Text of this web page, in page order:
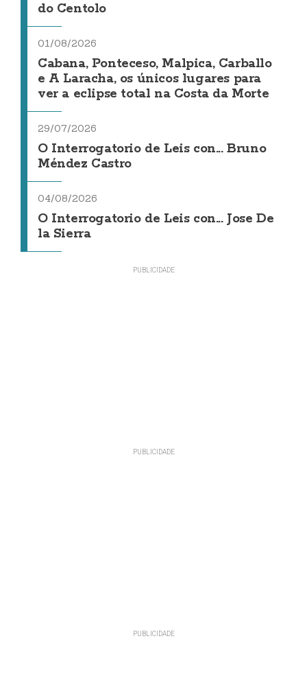
do Centolo
01/08/2026
Cabana, Ponteceso, Malpica, Carballo
e A Laracha, os únicos lugares para
ver a eclipse total na Costa da Morte
29/07/2026
O Interrogatorio de Leis con... Bruno
Méndez Castro
04/08/2026
O Interrogatorio de Leis con... Jose De
la Sierra